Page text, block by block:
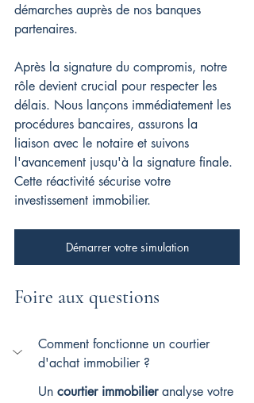
démarches auprès de nos banques
partenaires.
Après la signature du compromis, notre
rôle devient crucial pour respecter les
délais. Nous lançons immédiatement les
procédures bancaires, assurons la
liaison avec le notaire et suivons
l'avancement jusqu'à la signature finale.
Cette réactivité sécurise votre
investissement immobilier.
Démarrer votre simulation
Foire aux questions
Comment fonctionne un courtier
d'achat immobilier ?
Un courtier immobilier analyse votre